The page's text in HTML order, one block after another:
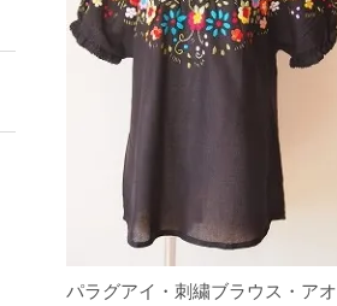
パラグアイ・刺繍ブラウス・アオ